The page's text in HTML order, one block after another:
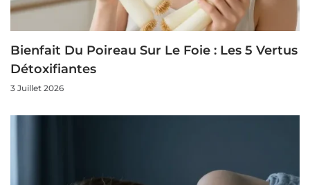
Bienfait Du Poireau Sur Le Foie : Les 5 Vertus
Détoxifiantes
3 Juillet 2026